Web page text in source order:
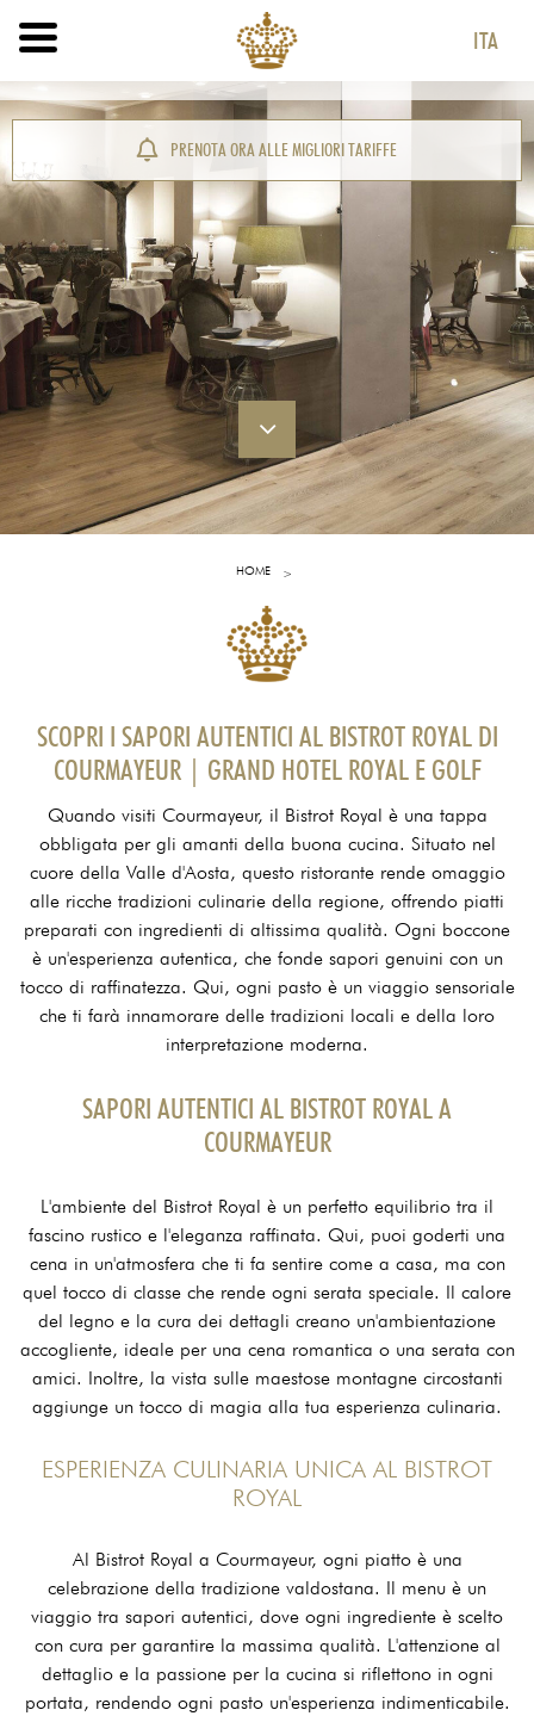
ITA
ENG
PRENOTA ORA ALLE MIGLIORI TARIFFE
HOME
SCOPRI I SAPORI AUTENTICI AL BISTROT ROYAL DI
COURMAYEUR | GRAND HOTEL ROYAL E GOLF
Quando visiti Courmayeur, il Bistrot Royal è una tappa
obbligata per gli amanti della buona cucina. Situato nel
cuore della Valle d'Aosta, questo ristorante rende omaggio
alle ricche tradizioni culinarie della regione, offrendo piatti
preparati con ingredienti di altissima qualità. Ogni boccone
è un'esperienza autentica, che fonde sapori genuini con un
tocco di raffinatezza. Qui, ogni pasto è un viaggio sensoriale
che ti farà innamorare delle tradizioni locali e della loro
interpretazione moderna.
SAPORI AUTENTICI AL BISTROT ROYAL A
COURMAYEUR
L'ambiente del Bistrot Royal è un perfetto equilibrio tra il
fascino rustico e l'eleganza raffinata. Qui, puoi goderti una
cena in un'atmosfera che ti fa sentire come a casa, ma con
quel tocco di classe che rende ogni serata speciale. Il calore
del legno e la cura dei dettagli creano un'ambientazione
accogliente, ideale per una cena romantica o una serata con
amici. Inoltre, la vista sulle maestose montagne circostanti
aggiunge un tocco di magia alla tua esperienza culinaria.
ESPERIENZA CULINARIA UNICA AL BISTROT
ROYAL
Al Bistrot Royal a Courmayeur, ogni piatto è una
celebrazione della tradizione valdostana. Il menu è un
viaggio tra sapori autentici, dove ogni ingrediente è scelto
con cura per garantire la massima qualità. L'attenzione al
dettaglio e la passione per la cucina si riflettono in ogni
portata, rendendo ogni pasto un'esperienza indimenticabile.